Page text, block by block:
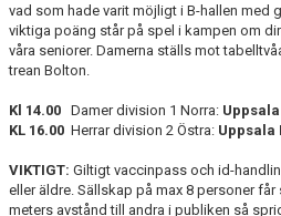
vad som hade varit möjligt i B-hallen med
viktiga poäng står på spel i kampen om
våra seniorer. Damerna ställs mot
trean Bolton.
Kl 14.00 Damer division 1 Norra:
KL 16.00 Herrar division 2 Östra: Uppsala
VIKTIGT: Giltigt vaccinpass och id-
eller äldre. Sällskap på max 8 personer
meters avstånd till andra i publiken så